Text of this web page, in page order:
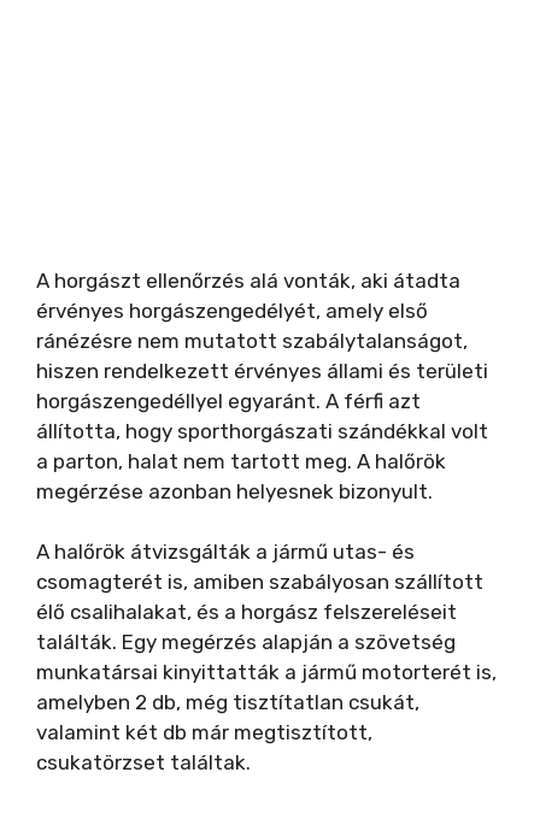
A horgászt ellenőrzés alá vonták, aki átadta
érvényes horgászengedélyét, amely első
ránézésre nem mutatott szabálytalanságot,
hiszen rendelkezett érvényes állami és területi
horgászengedéllyel egyaránt. A férfi azt
állította, hogy sporthorgászati szándékkal volt
a parton, halat nem tartott meg. A halőrök
megérzése azonban helyesnek bizonyult.
A halőrök átvizsgálták a jármű utas- és
csomagterét is, amiben szabályosan szállított
élő csalihalakat, és a horgász felszereléseit
találták. Egy megérzés alapján a szövetség
munkatársai kinyittatták a jármű motorterét is,
amelyben 2 db, még tisztítatlan csukát,
valamint két db már megtisztított,
csukatörzset találtak.